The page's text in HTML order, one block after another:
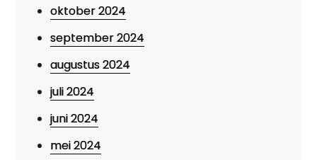
oktober 2024
september 2024
augustus 2024
juli 2024
juni 2024
mei 2024